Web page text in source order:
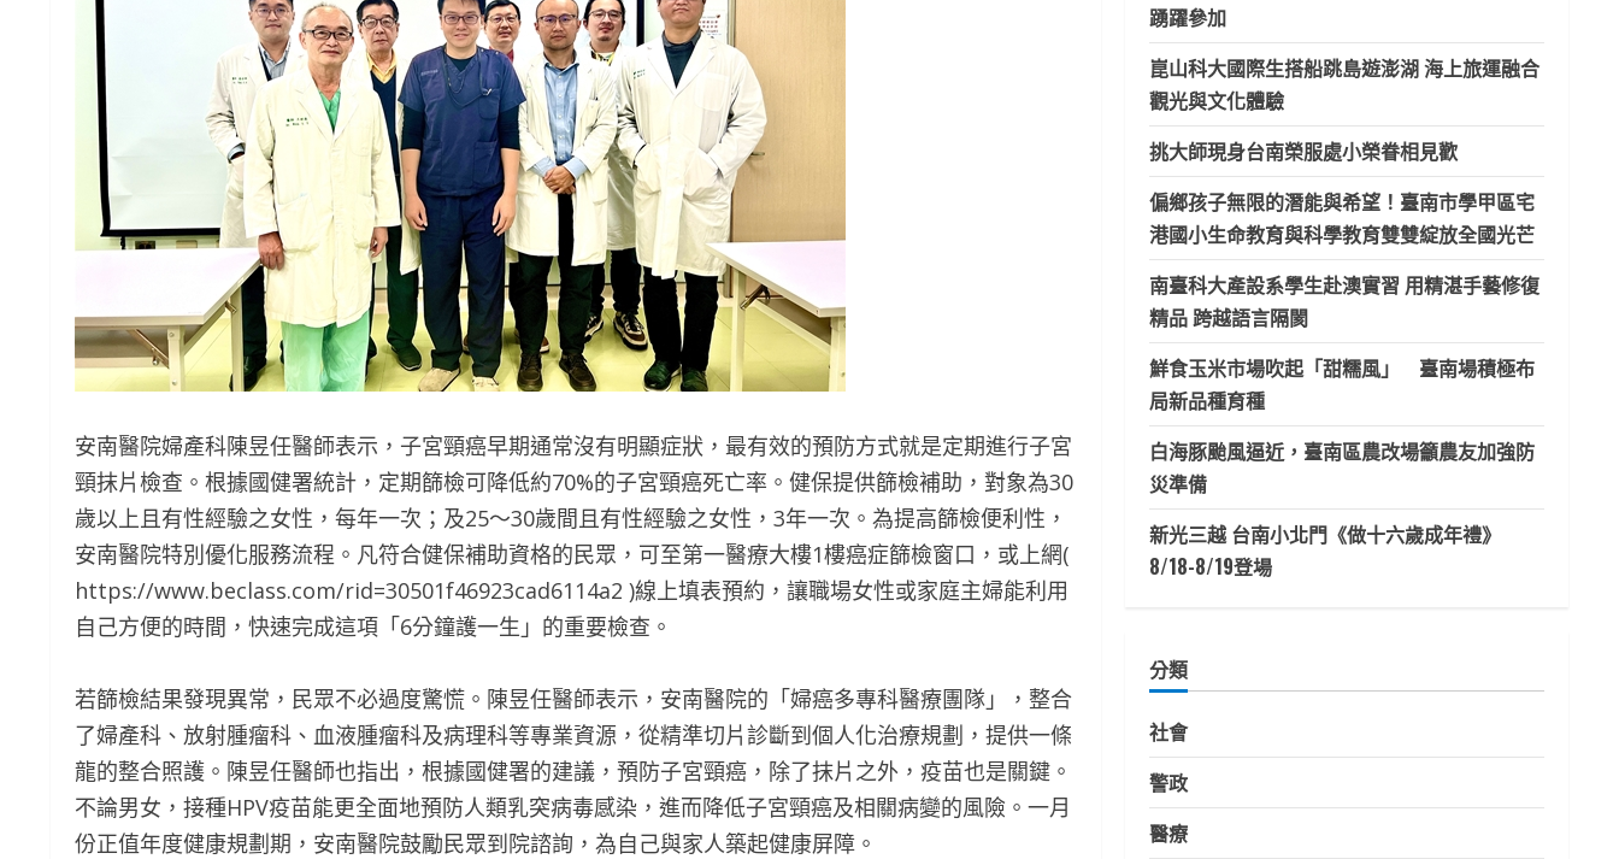
安南醫院婦產科陳昱任醫師表示，子宮頸癌早期通常沒有明顯症狀，最有效的預防方式就是定期進行子宮
頸抹片檢查。根據國健署統計，定期篩檢可降低約70%的子宮頸癌死亡率。健保提供篩檢補助，對象為30
歲以上且有性經驗之女性，每年一次；及25～30歲間且有性經驗之女性，3年一次。為提高篩檢便利性，
安南醫院特別優化服務流程。凡符合健保補助資格的民眾，可至第一醫療大樓1樓癌症篩檢窗口，或上網(
https://www.beclass.com/rid=30501f46923cad6114a2 )線上填表預約，讓職場女性或家庭主婦能利用
自己方便的時間，快速完成這項「6分鐘護一生」的重要檢查。
若篩檢結果發現異常，民眾不必過度驚慌。陳昱任醫師表示，安南醫院的「婦癌多專科醫療團隊」，整合
了婦產科、放射腫瘤科、血液腫瘤科及病理科等專業資源，從精準切片診斷到個人化治療規劃，提供一條
龍的整合照護。陳昱任醫師也指出，根據國健署的建議，預防子宮頸癌，除了抹片之外，疫苗也是關鍵。
不論男女，接種HPV疫苗能更全面地預防人類乳突病毒感染，進而降低子宮頸癌及相關病變的風險。一月
份正值年度健康規劃期，安南醫院鼓勵民眾到院諮詢，為自己與家人築起健康屏障。
踴躍參加
崑山科大國際生搭船跳島遊澎湖 海上旅運融合
觀光與文化體驗
挑大師現身台南榮服處小榮眷相見歡
偏鄉孩子無限的潛能與希望！臺南市學甲區宅
港國小生命教育與科學教育雙雙綻放全國光芒
南臺科大產設系學生赴澳實習 用精湛手藝修復
精品 跨越語言隔閡
鮮食玉米市場吹起「甜糯風」 臺南場積極布
局新品種育種
白海豚颱風逼近，臺南區農改場籲農友加強防
災準備
新光三越 台南小北門《做十六歲成年禮》
8/18-8/19登場
分類
社會
警政
醫療